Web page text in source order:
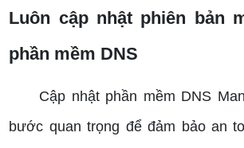
Luôn cập nhật phiên bản
phần mềm DNS
Cập nhật phần mềm DNS
bước quan trọng để đảm bảo an